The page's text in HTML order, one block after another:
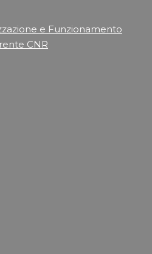
e Funzionamento
CNR